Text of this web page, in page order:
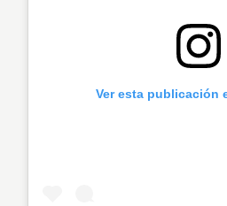
Ver esta publicación